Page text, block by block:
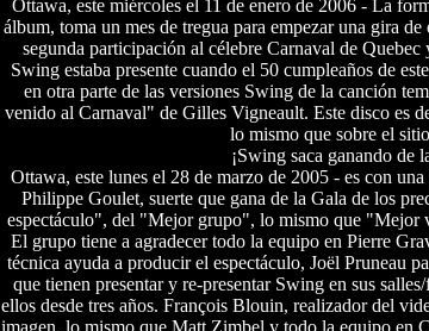
Ottawa, este miércoles el 11 de enero de 2006 - La
álbum, toma un mes de tregua para empezar una gira
segunda participación al célebre Carnaval de
Swing estaba presente cuando el 50 cumpleaños de
en otra parte de las versiones Swing de la canción
venido al Carnaval" de Gilles Vigneault. Este disco es
lo mismo que sobre el
¡Swing saca ganando de
Ottawa, este lunes el 28 de marzo de 2005 - es con
Philippe Goulet, suerte que gana de la Gala de los
espectáculo", del "Mejor grupo", lo mismo que
El grupo tiene a agradecer todo la equipo en Pierre
técnica ayuda a producir el espectáculo, Joël Pruneau
que tienen presentar y re-presentar Swing en sus
ellos desde tres años. François Blouin, realizador del